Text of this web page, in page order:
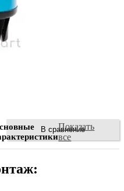
В сравнение
Показать
все